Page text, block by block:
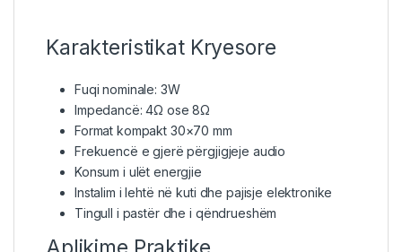
Karakteristikat Kryesore
Fuqi nominale: 3W
Impedancë: 4Ω ose 8Ω
Format kompakt 30×70 mm
Frekuencë e gjerë përgjigjeje audio
Konsum i ulët energjie
Instalim i lehtë në kuti dhe pajisje elektronike
Tingull i pastër dhe i qëndrueshëm